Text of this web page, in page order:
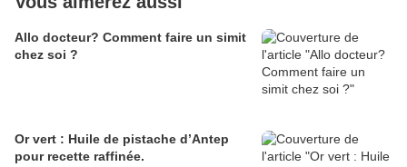
Allo docteur? Comment faire un simit
chez soi ?
Or vert : Huile de pistache d’Antep
pour recette raffinée.